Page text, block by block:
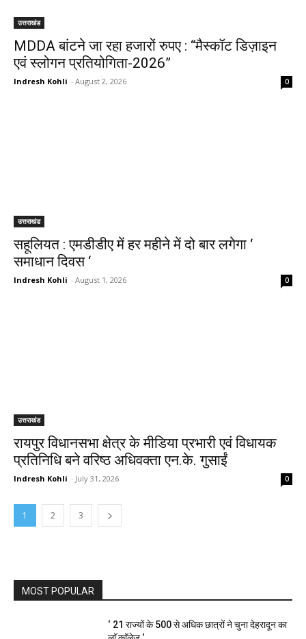
उत्तराखंड
MDDA बांटने जा रहा हजारों रुपए : “मैस्कॉट डिज़ाइन
एवं स्लोगन प्रतियोगिता-2026”
Indresh Kohli - August 2, 2026 0
उत्तराखंड
सहूलियत : एमडीडीए में हर महीने में दो बार लगेगा ‘
समाधान दिवस ‘
Indresh Kohli - August 1, 2026 0
उत्तराखंड
रायपुर विधानसभा क्षेत्र के मीडिया प्रभारी एवं विधायक
प्रतिनिधि बने वरिष्ठ अधिवक्ता एन.के. गुसाईं
Indresh Kohli - July 31, 2026 0
1 2 3
MOST POPULAR
‘ 21 राज्यों के 500 से अधिक छात्रों ने चुना देहरादून का